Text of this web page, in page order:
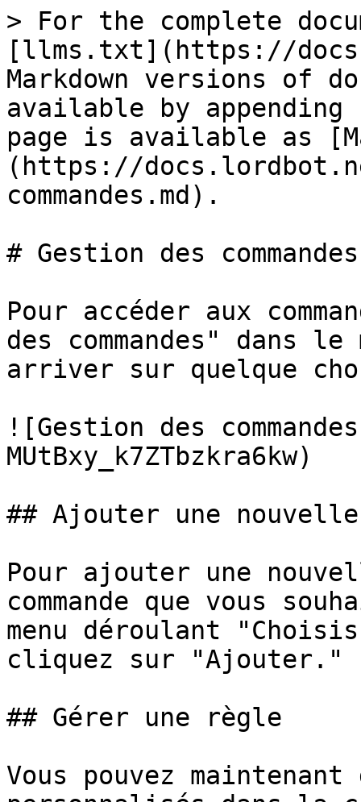
> For the complete
[llms.txt](https://
Markdown versions of
available by
page is available as
(https://
commandes.md).
# Gestion des commandes
Pour accéder aux
des commandes" dans
arriver sur quelque
![Gestion des
MUtBxy_k7ZTbzkra6kw)
## Ajouter une
Pour ajouter une
commande que vous
menu déroulant
cliquez sur "Ajouter."
## Gérer une règle
Vous pouvez